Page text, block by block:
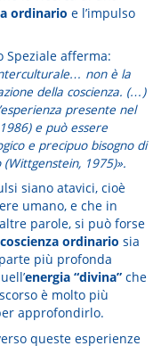
ordinario e l’impulso
Speziale afferma:
non è la
della coscienza. (…)
presente nel
e può essere
e precipuo bisogno di
(Wittgenstein, 1975)».
siano atavici, cioè
umano, e che in
parole, si può forse
ordinario sia
più profonda
energia “divina” che
è molto più
approfondirlo.
queste esperienze